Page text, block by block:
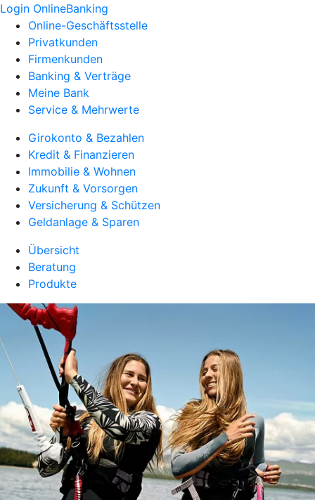
Login OnlineBanking
Online-Geschäftsstelle
Privatkunden
Firmenkunden
Banking & Verträge
Meine Bank
Service & Mehrwerte
Girokonto & Bezahlen
Kredit & Finanzieren
Immobilie & Wohnen
Zukunft & Vorsorgen
Versicherung & Schützen
Geldanlage & Sparen
Übersicht
Beratung
Produkte